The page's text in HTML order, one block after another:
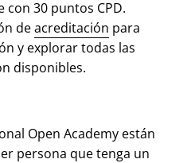
con 30 puntos CPD.
deacreditación para
y explorar todas las
disponibles.
Open Academy están
persona que tenga un